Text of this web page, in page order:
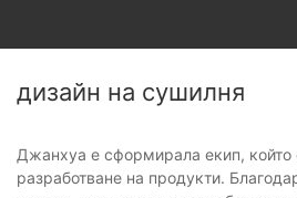
дизайн на сушилня
Джанхуа е сформирала екип, който
разработване на продукти.